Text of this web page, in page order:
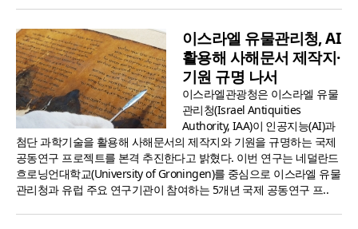
이스라엘 유물관리청, AI
활용해 사해문서 제작지·
기원 규명 나서
이스라엘관광청은 이스라엘 유물
관리청(Israel Antiquities
Authority, IAA)이 인공지능(AI)과
첨단 과학기술을 활용해 사해문서의 제작지와 기원을 규명하는 국제
공동연구 프로젝트를 본격 추진한다고 밝혔다. 이번 연구는 네덜란드
흐로닝언대학교(University of Groningen)를 중심으로 이스라엘 유물
관리청과 유럽 주요 연구기관이 참여하는 5개년 국제 공동연구 프..